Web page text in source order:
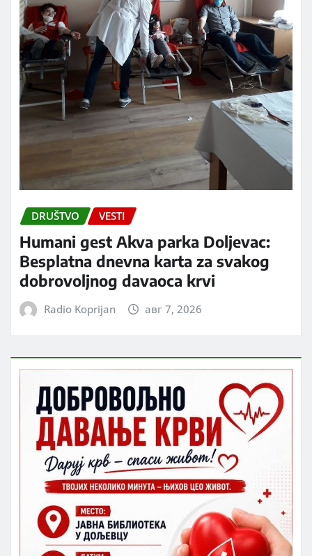
DRUŠTVO VESTI
Humani gest Akva parka Doljevac:
Besplatna dnevna karta za svakog
dobrovoljnog davaoca krvi
Radio Koprijan авг 7, 2026